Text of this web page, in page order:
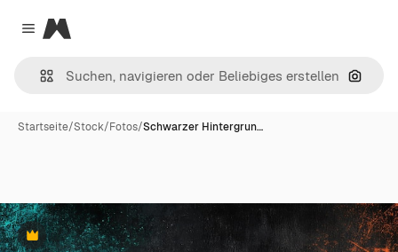
Close menu
Magnific
Nach
Startseite/Stock/Fotos/Schwarzer Hintergrun…
Premium